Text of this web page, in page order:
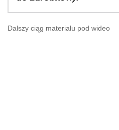
Dalszy ciąg materiału pod wideo